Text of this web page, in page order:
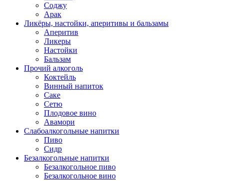
Соджу
Арак
Ликёры, настойки, аперитивы и бальзамы
Аперитив
Ликеры
Настойки
Бальзам
Прочий алкоголь
Коктейль
Винный напиток
Саке
Сетю
Плодовое вино
Авамори
Слабоалкогольные напитки
Пиво
Сидр
Безалкогольные напитки
Безалкогольное пиво
Безалкогольное вино